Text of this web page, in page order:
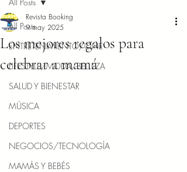
All Posts
ENTRETENIMIENTO/CINE
LIFESTYLE/MODA/BELLEZA
SALUD Y BIENESTAR
MÚSICA
DEPORTES
NEGOCIOS/TECNOLOGÍA
MAMÁS Y BEBÉS
Los mejores regalos para
celebrar a mamá
Revista Booking
9 may 2025